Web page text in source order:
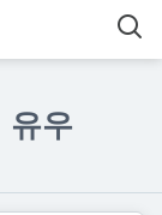
유우